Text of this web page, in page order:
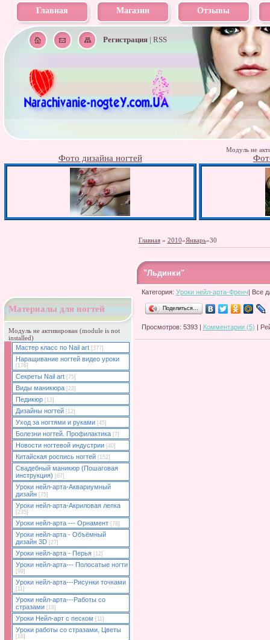
Главная Магазин Отзывы
Регистрация| RSS
Модуль не
Фото дизайна ногтей
Главная» 2010»Январь»30
"Льдинки"
Категория: Уроки нейл-арта-Френч| Все
Поделиться…
Просмотров: 5393 | Комментарии (5) |
Материалы для ногтей
Модуль не активирован (module is not
installed)
Мастер класс по Nail art
[377]
Наращивание ногтей видео уроки
[176]
Секреты Nail art [75]
Виды маникюра [22]
Педикюр [13]
Дизайны ногтей [12]
Уход за ногтями и руками [45]
Болезни ногтей. Профилактика [7]
Новости ногтевой индустрии [40]
Китайская роспись ногтей [152]
Свадебный маникюр (Пошаговая
инструкция)
[67]
Уроки нейл-арта-Аквариумный
дизайн
[75]
Уроки нейл-арта-Акриловая лепка
[235]
Уроки нейл-арта --- Орнамент [78]
Уроки нейл-арта - Объёмный
дизайн 3D
[27]
Уроки нейл-арта - Перья [12]
Уроки нейл-арта--- Полосатые ногти
[99]
Уроки нейл-арта---Рисунки точками
[11]
Уроки нейл-арта---Работы со
стразами
[18]
Уроки Нейл-арт с песком [11]
Уроки работы со стразами, Цветы
[18]